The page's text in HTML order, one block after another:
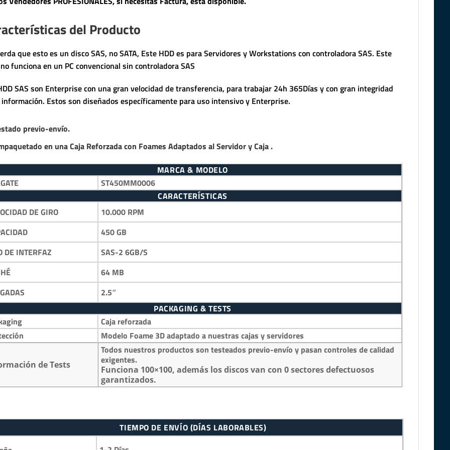
del Producto
que esto es un disco SAS, no SATA, Este HDD es para Servidores y Workstations con controladora SAS. Este
funciona en un PC convencional sin controladora SAS
SAS son Enterprise con una gran velocidad de transferencia, para trabajar 24h 365Días y con gran integridad
Estos son diseñados específicamente para uso intensivo y Enterprise.
previo-envío.
en una Caja Reforzada con Foames Adaptados al Servidor y Caja .
MARCA & MODELO
ST450MM0006
CARACTERÍSTICAS
DE GIRO
10.000 RPM
450 GB
DE INTERFAZ
SAS-2 6GB/S
64 MB
2.5″
PACKAGING & TESTS
Caja reforzada
Modelo Foame 3D adaptado a nuestras cajas y servidores
de Tests
Todos nuestros productos son testeados previo-envío y pasan controles de calidad
exigentes.
Funciona 100×100, además los discos van con 0 sectores defectuosos
garantizados.
TIEMPO DE ENVÍO (DÍAS LABORABLES)